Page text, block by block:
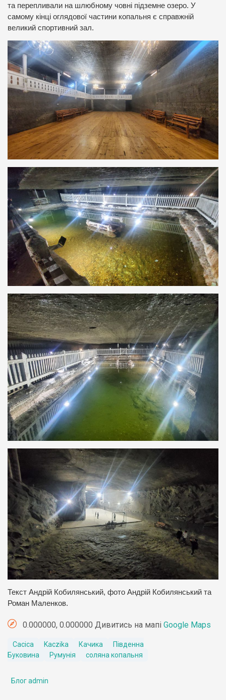
та перепливали на шлюбному човні підземне озеро. У
самому кінці оглядової частини копальня є справжній
великий спортивний зал.
Текст Андрій Кобилянський, фото Андрій Кобилянський та
Роман Маленков.
0.000000, 0.000000 Дивитись на мапі Google Maps
Cacica Kaczika Качика
Південна
Буковина
Румунія соляна копальня
Блог admin